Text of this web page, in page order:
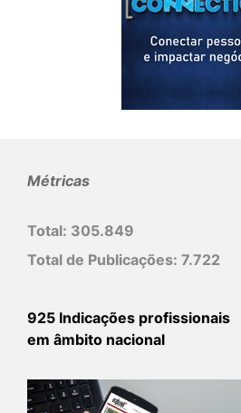
Métricas
Total: 305.849
Total de Publicações: 7.722
925 Indicações profissionais
em âmbito nacional